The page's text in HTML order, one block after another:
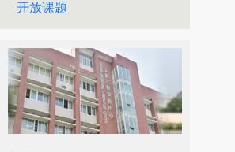
开放课题